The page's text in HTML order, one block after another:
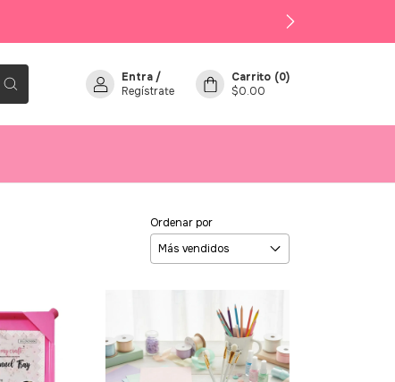
Entra /
Regístrate
Carrito (0)
$0.00
Ordenar por